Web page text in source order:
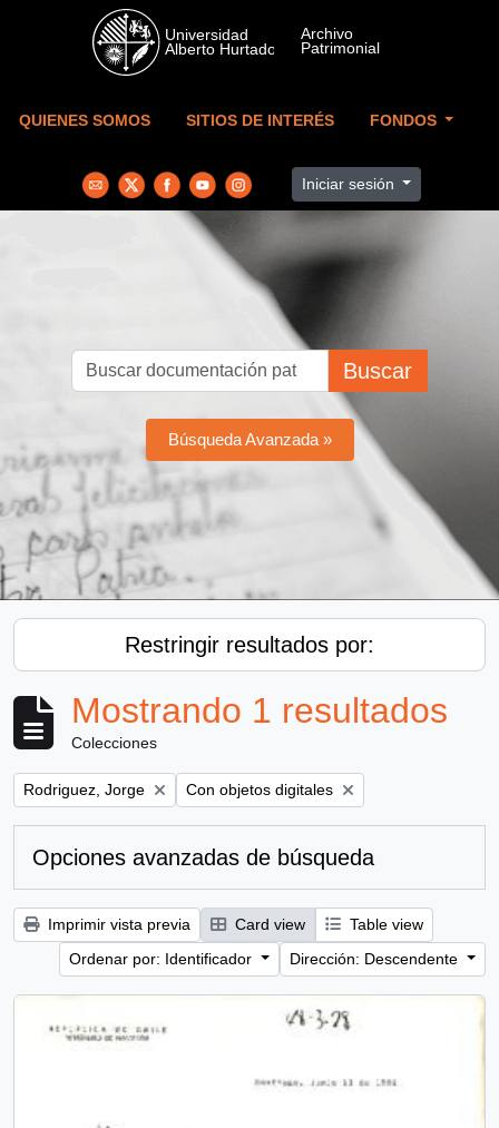
Skip to main content
QUIENES SOMOS SITIOS DE INTERÉS FONDOS
Iniciar sesión
Buscar
Búsqueda Avanzada »
Restringir resultados por:
Mostrando 1 resultados
Colecciones
Remove filter:
Rodriguez, Jorge Remove filter:
Con objetos digitales
Opciones avanzadas de búsqueda
Imprimir vista previa Card view
Table view
Ordenar por: Identificador
Dirección: Descendente